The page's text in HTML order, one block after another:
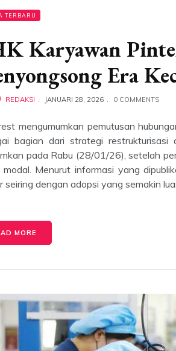
TERBARU
Karyawan
Era
REDAKSI JANUARI 28, 2026 0 COMMENTS
mengumumkan pemutusan
bagian dari strategi
pada Rabu (28/01/26), setelah
modal. Menurut informasi yang
seiring dengan adopsi yang semakin
MORE